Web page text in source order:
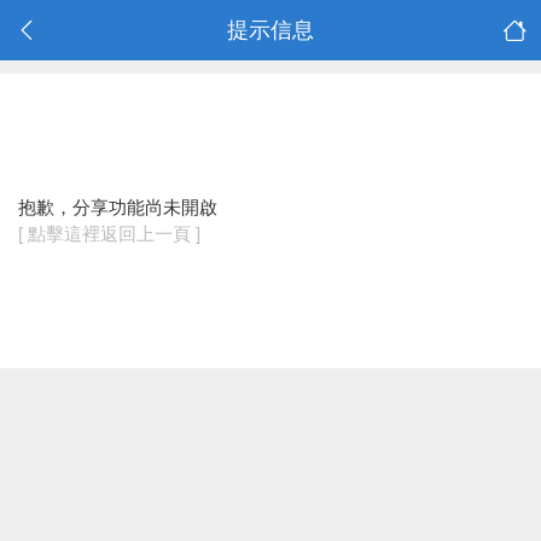
提示信息
抱歉，分享功能尚未開啟
[ 點擊這裡返回上一頁 ]